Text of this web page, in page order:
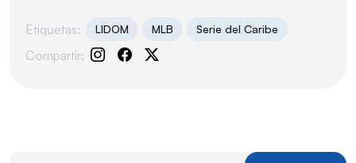
Etiquetas: LIDOM MLB Serie del Caribe
Compartir: